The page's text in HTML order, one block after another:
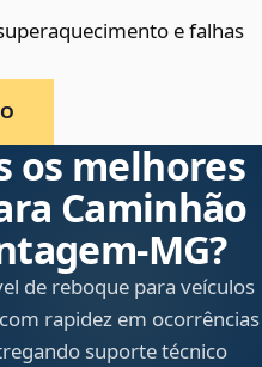
e falhas
os melhores
Caminhão
de reboque para veículos
rapidez em ocorrências
suporte técnico